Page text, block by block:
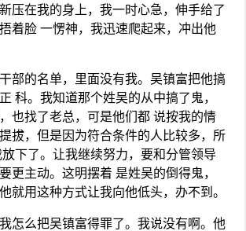
压在我的身上，我一时心急，伸手给了
着脸 一愣神，我迅速爬起来，冲出他
部的名单，里面没有我。吴镇富把他搞
科。我知道那个姓吴的从中搞了鬼，
也找了老总，可是他们都 说按我的情
拔，但是因为符合条件的人比较多，所
下了。让我继续努力，要和分管领导
更主动。这明摆着 是姓吴的倒得鬼，
就用这种方式让我向他低头，办不到。
怎么把吴镇富得罪了。我说没有啊。他